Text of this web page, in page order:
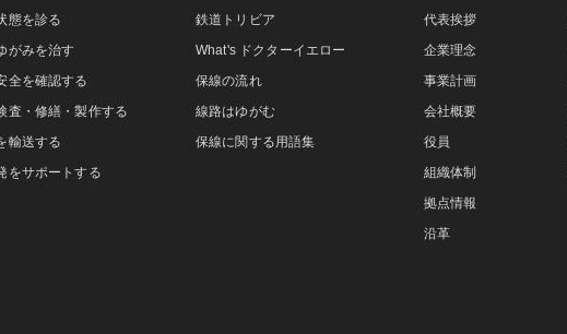
態を診る
がみを治す
全を確認する
査・修繕・製作する
輸送する
をサポートする
鉄道トリビア
What's ドクターイエロー
保線の流れ
線路はゆがむ
保線に関する用語集
代表挨拶
企業理念
事業計画
会社概要
役員
組織体制
拠点情報
沿革